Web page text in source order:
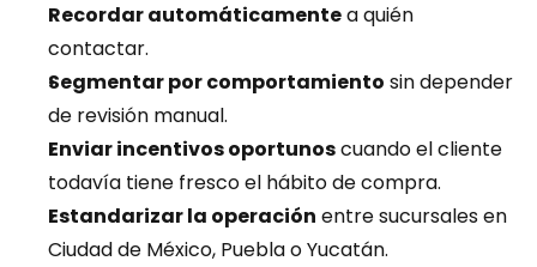
Recordar automáticamente a quién
contactar.
Segmentar por comportamiento sin depender
de revisión manual.
Enviar incentivos oportunos cuando el cliente
todavía tiene fresco el hábito de compra.
Estandarizar la operación entre sucursales en
Ciudad de México, Puebla o Yucatán.